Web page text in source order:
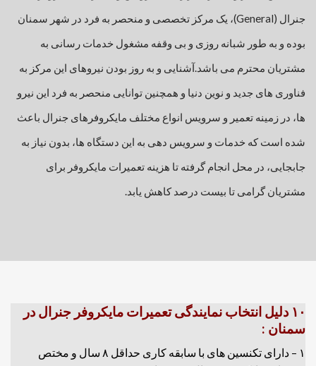
جنرال (General)، یک مرکز تخصصی و منحصر به فرد در شهر سمنان
بوده و به طور شبانه روزی و بی وقفه مشغول خدمات رسانی به
مشتریان محترم می باشد.آشنایی و به روز بودن نیروهای این مرکز به
فناوری های جدید و نوین دنیا و همچنین توانایی منحصر به فرد این نیرو
ها، در زمینه تعمیر و سرویس انواع مختلف مایکروفرهای جنرال باعث
شده است که خدمات و سرویس دهی به این دستگاه ها، بدون نیاز به
جابجایی، در محل انجام گرفته تا هزینه تعمیرات مایکروفر برای
مشتریان گرامی تا بیست درصد کاهش یابد.
۱۰ دلیل انتخاب نمایندگی تعمیرات مایکروفر جنرال در
سمنان :
۱ – دارای تکنسین های با سابقه کاری حداقل ۸ سال و مختص